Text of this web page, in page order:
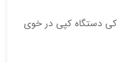
دستگاه کپی در خوی